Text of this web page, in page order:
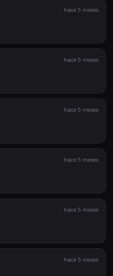
hace 5 meses
hace 5 meses
hace 5 meses
hace 5 meses
hace 5 meses
hace 5 meses